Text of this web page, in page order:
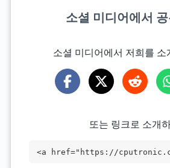
소셜 미디어에서
소셜 미디어에서 저희를 소
또는 링크로 소개
<a href="https://